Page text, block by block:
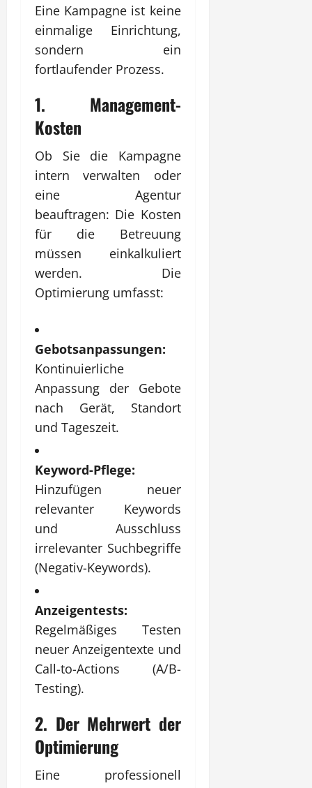
Eine Kampagne ist keine
einmalige Einrichtung,
sondern ein
fortlaufender Prozess.
1. Management-
Kosten
Ob Sie die Kampagne
intern verwalten oder
eine Agentur
beauftragen: Die Kosten
für die Betreuung
müssen einkalkuliert
werden. Die
Optimierung umfasst:
Gebotsanpassungen:
Kontinuierliche
Anpassung der Gebote
nach Gerät, Standort
und Tageszeit.
Keyword-Pflege:
Hinzufügen neuer
relevanter Keywords
und Ausschluss
irrelevanter Suchbegriffe
(Negativ-Keywords).
Anzeigentests:
Regelmäßiges Testen
neuer Anzeigentexte und
Call-to-Actions (A/B-
Testing).
2. Der Mehrwert der
Optimierung
Eine professionell